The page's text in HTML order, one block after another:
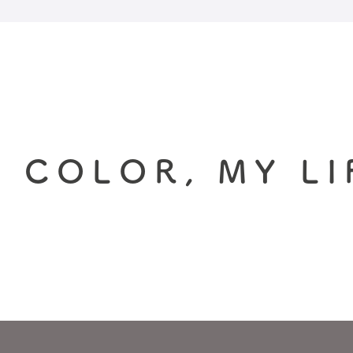
COLOR, MY